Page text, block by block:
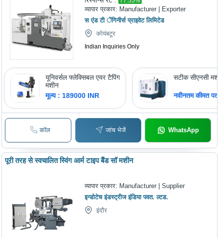
व्यापार प्रकार: Manufacturer | Exporter
स एंड टी ेंगिनीर्स प्राइवेट लिमिटेड
कोयंबटूर
Indian Inquiries Only
यूनिवर्सल फ्लेक्सिबल एयर टैपिंग
मशीन
मूल्य : 189000 INR
सटीक सीएनसी
नवीनतम कीमत
कॉल जांच भेजें WhatsApp
पूरी तरह से स्वचालित स्विंग आर्म टाइप बैंड सॉ मशीन
व्यापार प्रकार: Manufacturer | Supplier
इन्डोटेच इंडस्ट्रीज इंडिया पवत. ल्टड.
इंदौर